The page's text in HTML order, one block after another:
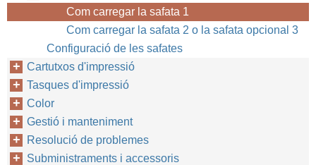
Com carregar la safata 1
Com carregar la safata 2 o la safata opcional 3
Configuració de les safates
Cartutxos d'impressió
Tasques d'impressió
Color
Gestió i manteniment
Resolució de problemes
Subministraments i accessoris